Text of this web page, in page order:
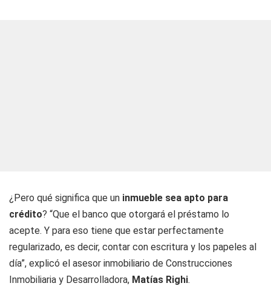
¿Pero qué significa que un inmueble sea apto para
crédito? “Que el banco que otorgará el préstamo lo
acepte. Y para eso tiene que estar perfectamente
regularizado, es decir, contar con escritura y los papeles al
día”, explicó el asesor inmobiliario de Construcciones
Inmobiliaria y Desarrolladora, Matías Righi.